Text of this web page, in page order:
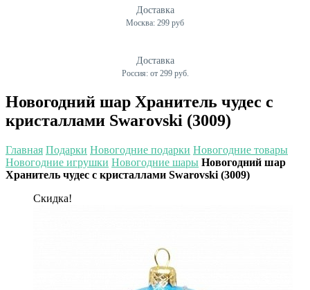
Доставка
Москва: 299 руб
Доставка
Россия: от 299 руб.
Новогодний шар Хранитель чудес с
кристаллами Swarovski (3009)
Главная Подарки Новогодние подарки Новогодние товары
Новогодние игрушки Новогодние шары Новогодний шар
Хранитель чудес с кристаллами Swarovski (3009)
Скидка!